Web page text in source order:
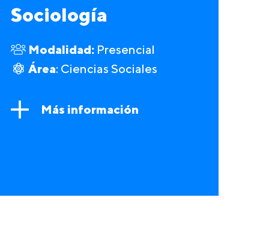
Sociología
Modalidad: Presencial
Área: Ciencias Sociales
Más información